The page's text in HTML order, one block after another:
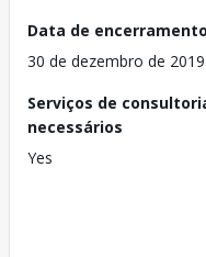
Data de encerramento
30 de dezembro de 2019
Serviços de
necessários
Yes